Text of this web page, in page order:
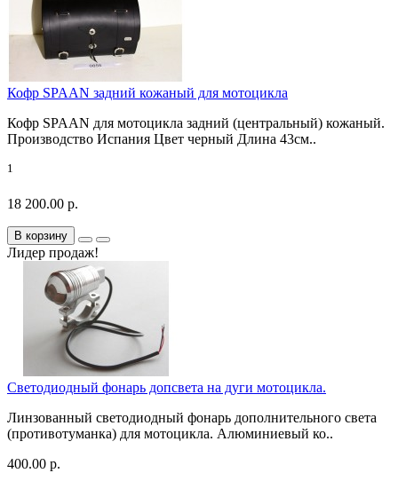
Кофр SPAAN задний кожаный для мотоцикла
Кофр SPAAN для мотоцикла задний (центральный) кожаный.
Производство Испания Цвет черный Длина 43см..
1
18 200.00 р.
В корзину
Лидер продаж!
Светодиодный фонарь допсвета на дуги мотоцикла.
Линзованный светодиодный фонарь дополнительного света
(противотуманка) для мотоцикла. Алюминиевый ко..
400.00 р.